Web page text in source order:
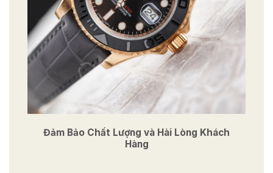
Đảm Bảo Chất Lượng và Hài Lòng Khách
Hàng